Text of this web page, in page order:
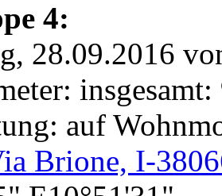
4:
28.09.2016
auf
Brione, I-